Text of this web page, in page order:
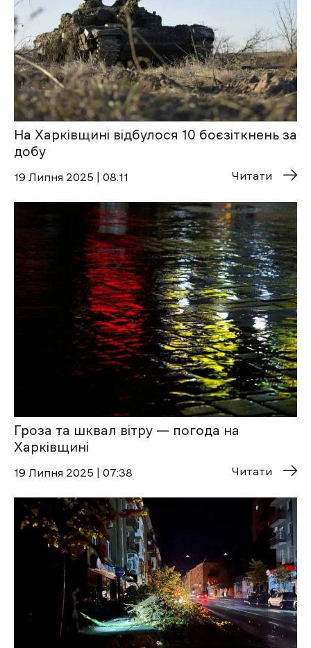
На Харківщині відбулося 10 боєзіткнень за
добу
19 Липня 2025 | 08:11 Читати
Гроза та шквал вітру — погода на
Харківщині
19 Липня 2025 | 07:38 Читати